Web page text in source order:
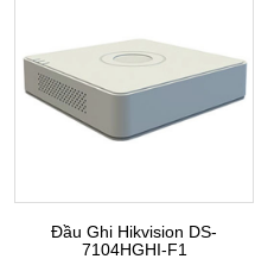
Đầu Ghi Hikvision DS-
7104HGHI-F1